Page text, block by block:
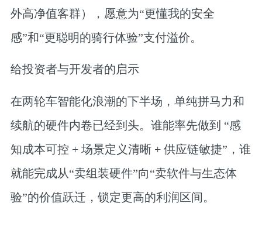
外高净值客群），愿意为“更懂我的安全
感”和“更聪明的骑行体验”支付溢价。
给投资者与开发者的启示
在两轮车智能化浪潮的下半场，单纯拼马力和
续航的硬件内卷已经到头。谁能率先做到 “感
知成本可控 + 场景定义清晰 + 供应链敏捷”，谁
就能完成从“卖组装硬件”向“卖软件与生态体
验”的价值跃迁，锁定更高的利润区间。